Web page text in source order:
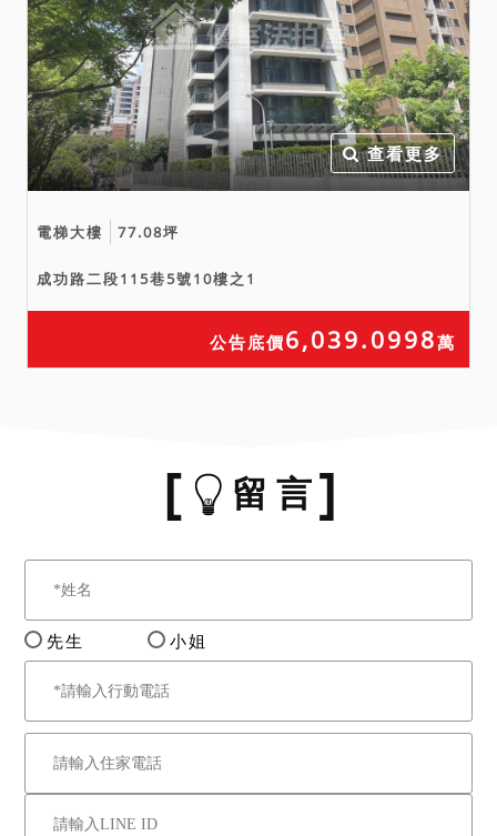
查看更多
電梯大樓 77.08坪
成功路二段115巷5號10樓之1
公告底價6,039.0998萬
留 言
先生 小姐